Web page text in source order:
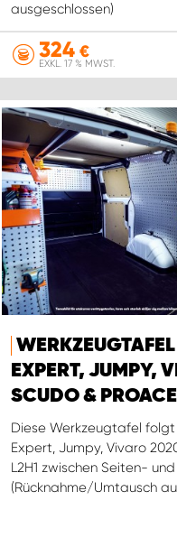
ausgeschlossen)
324 €
EXKL. 17 % MWST.
EXPERT, JUMPY,
SCUDO & PROACE
Diese Werkzeugtafel folgt
Expert, Jumpy, Vivaro
L2H1 zwischen Seiten-
(Rücknahme/Umtausch